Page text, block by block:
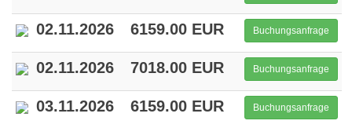
02.11.2026 6159.00 EUR Buchungsanfrage
02.11.2026 7018.00 EUR Buchungsanfrage
03.11.2026 6159.00 EUR Buchungsanfrage